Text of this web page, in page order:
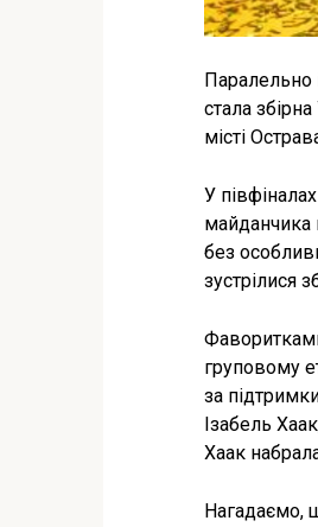
Паралельно
стала
місті
У
майданчика
без
зустрілися
груповому
за
Ізабель
Хаак
Нагадаємо,